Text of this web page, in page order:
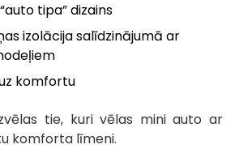
tipa” dizains
izolācija salīdzinājumā ar
komfortu
tie, kuri vēlas mini auto ar
komforta līmeni.